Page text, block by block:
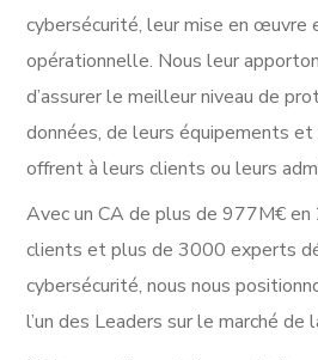
cybersécurité, leur mise en œuvre
opérationnelle. Nous leur
d’assurer le meilleur niveau de
données, de leurs équipements et
offrent à leurs clients ou leurs
Avec un CA de plus de 977M€
clients et plus de 3000 experts
cybersécurité, nous nous
l’un des Leaders sur le marché de